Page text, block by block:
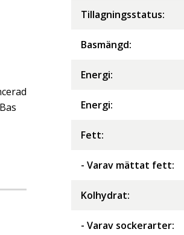
Tillagningsstatus:
Basmängd:
Energi:
Energi:
Fett:
- Varav mättat fett:
Kolhydrat:
- Varav sockerarter: